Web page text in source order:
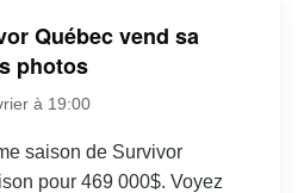
Québec vend sa
photos
à 19:00
saison de Survivor
pour 469 000$. Voyez